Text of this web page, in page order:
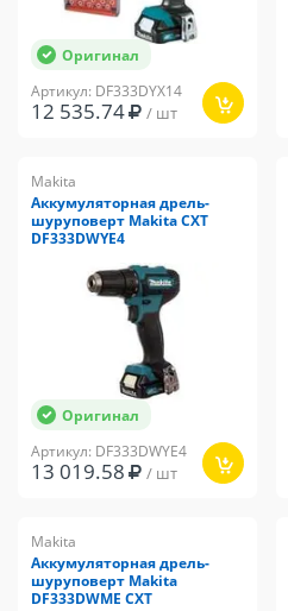
Оригинал
Артикул: DF333DYX14
12 535.74 / шт
Makita
Аккумуляторная дрель-
шуруповерт Makita CXT
DF333DWYE4
Оригинал
Артикул: DF333DWYE4
13 019.58 / шт
Makita
Аккумуляторная дрель-
шуруповерт Makita
DF333DWME CXT